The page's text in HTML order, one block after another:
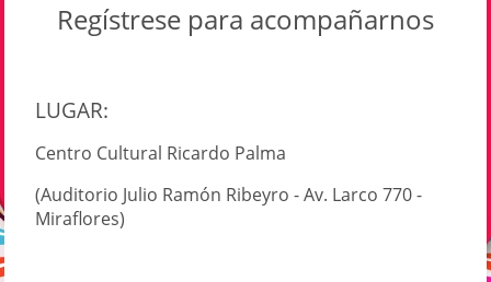
Regístrese para acompañarnos
LUGAR:
Centro Cultural Ricardo Palma
(Auditorio Julio Ramón Ribeyro - Av. Larco 770 -
Miraflores)